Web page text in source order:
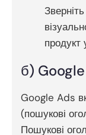
продукт
б)
Google Ads
(пошукові
Пошукові